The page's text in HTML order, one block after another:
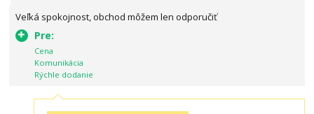
Veľká spokojnost, obchod môžem len odporučiť
Pre:
Cena
Komunikácia
Rýchle dodanie